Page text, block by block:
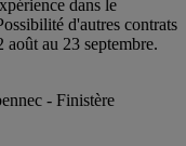
dans le
d'autres contrats
au 23 septembre.
- Finistère